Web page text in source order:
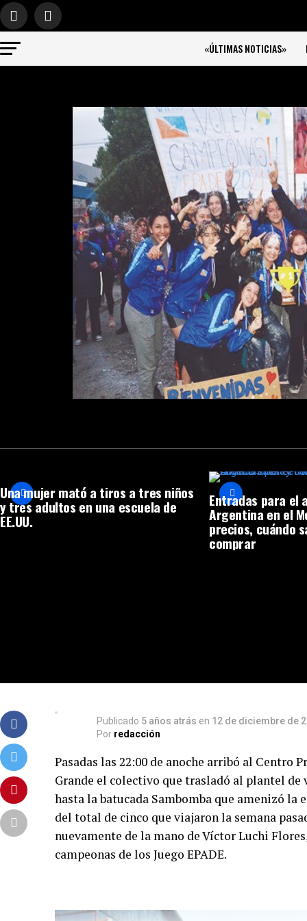
«ÚLTIMAS NOTICIAS»
Una mujer mató a tiros a tres niños
y tres adultos en una escuela de
EE.UU.
Entradas para el
Argentina en el
precios, cuándo
comprar
Publicado 5 años atrás en 12 de diciembre de
Por redacción
Pasadas las 22:00 de anoche arribó al Centro
Grande el colectivo que trasladó al plantel
hasta la batucada Sambomba que amenizó
del total de cinco que viajaron la semana
nuevamente de la mano de Víctor Luchi
campeonas de los Juego EPADE.